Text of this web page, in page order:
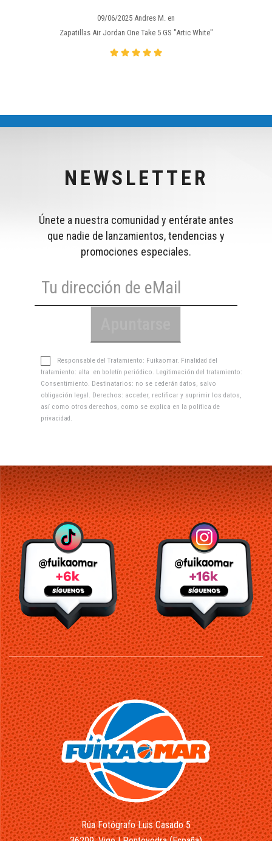
09/06/2025 Andres M. en
Zapatillas Air Jordan One Take 5 GS "Artic White"
NEWSLETTER
Únete a nuestra comunidad y entérate antes
que nadie de lanzamientos, tendencias y
promociones especiales.
Responsable del Tratamiento: Fuikaomar. Finalidad del
tratamiento: alta en boletín periódico. Legitimación del tratamiento:
Consentimiento. Destinatarios: no se cederán datos, salvo
obligación legal. Derechos: acceder, rectificar y suprimir los datos,
así como otros derechos, como se explica en la política de
privacidad.
Rúa Fotógrafo Luis Casado 5